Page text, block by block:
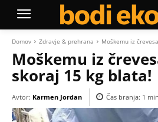
Domov Zdravje & prehrana Moškemu iz
Moškemu iz
skoraj 15 kg blata!
Avtor: Karmen Jordan Čas branja: 1